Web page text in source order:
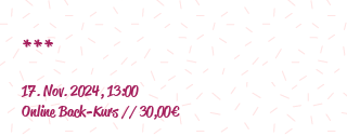
***
17. Nov. 2024, 13:00
Online Back-Kurs // 30,00€